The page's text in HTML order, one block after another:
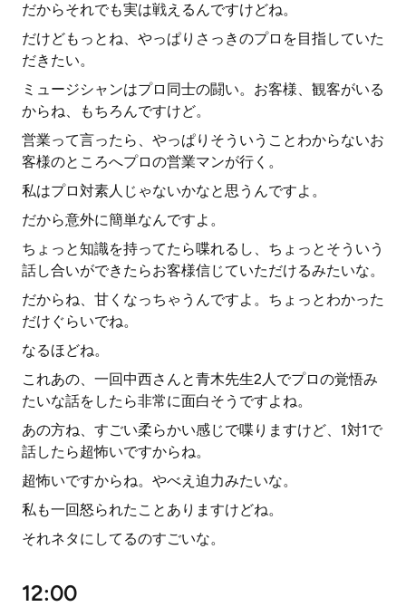
だからそれでも実は戦えるんですけどね。
だけどもっとね、やっぱりさっきのプロを目指していた
だきたい。
ミュージシャンはプロ同士の闘い。お客様、観客がいる
からね、もちろんですけど。
営業って言ったら、やっぱりそういうことわからないお
客様のところへプロの営業マンが行く。
私はプロ対素人じゃないかなと思うんですよ。
だから意外に簡単なんですよ。
ちょっと知識を持ってたら喋れるし、ちょっとそういう
話し合いができたらお客様信じていただけるみたいな。
だからね、甘くなっちゃうんですよ。ちょっとわかった
だけぐらいでね。
なるほどね。
これあの、一回中西さんと青木先生2人でプロの覚悟み
たいな話をしたら非常に面白そうですよね。
あの方ね、すごい柔らかい感じで喋りますけど、1対1で
話したら超怖いですからね。
超怖いですからね。やべえ迫力みたいな。
私も一回怒られたことありますけどね。
それネタにしてるのすごいな。
12:00